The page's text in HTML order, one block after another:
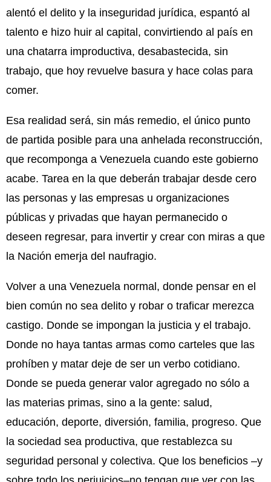
alentó el delito y la inseguridad jurídica, espantó al
talento e hizo huir al capital, convirtiendo al país en
una chatarra improductiva, desabastecida, sin
trabajo, que hoy revuelve basura y hace colas para
comer.
Esa realidad será, sin más remedio, el único punto
de partida posible para una anhelada reconstrucción,
que recomponga a Venezuela cuando este gobierno
acabe. Tarea en la que deberán trabajar desde cero
las personas y las empresas u organizaciones
públicas y privadas que hayan permanecido o
deseen regresar, para invertir y crear con miras a que
la Nación emerja del naufragio.
Volver a una Venezuela normal, donde pensar en el
bien común no sea delito y robar o traficar merezca
castigo. Donde se impongan la justicia y el trabajo.
Donde no haya tantas armas como carteles que las
prohíben y matar deje de ser un verbo cotidiano.
Donde se pueda generar valor agregado no sólo a
las materias primas, sino a la gente: salud,
educación, deporte, diversión, familia, progreso. Que
la sociedad sea productiva, que restablezca su
seguridad personal y colectiva. Que los beneficios –y